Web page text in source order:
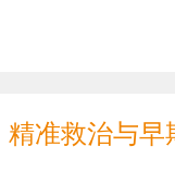
准救治与早